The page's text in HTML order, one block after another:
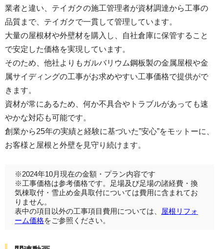
業者と違い、テイガクの施工管理者が資材調達から工事の
品質まで、テイガクで一貫して管理しています。
大量の屋根材や外壁材を購入し、自社倉庫に保管すること
で安定した価格を実現しています。
そのため、他社よりもガルバリウム鋼板製の金属屋根や金
属サイディングの工事がお求めやすい工事価格で提供がで
きます。
資材が常にあるため、何か不具合やトラブルがあっても速
やかな対応も可能です。
創業から25年の実績と経験に基づいた”安心”をモットーに、
お客様と屋根と外壁を見守り続けます。
※2024年10月現在の金額・プラン内容です
※工事価格は参考価格です。足場及び足場の諸経費・換
気棟取付・雪止め金具取付については費用に含まれてお
りません。
表中の項目以外の工事項目費用については、 屋根リフォ
ーム価格をご参照ください。